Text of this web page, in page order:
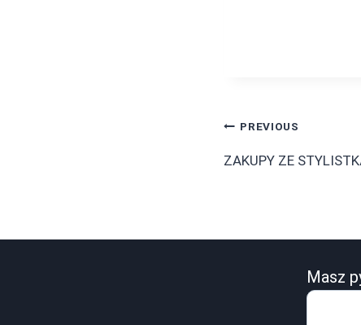
Post
navigation
PREVIOUS
ZAKUPY ZE
Masz